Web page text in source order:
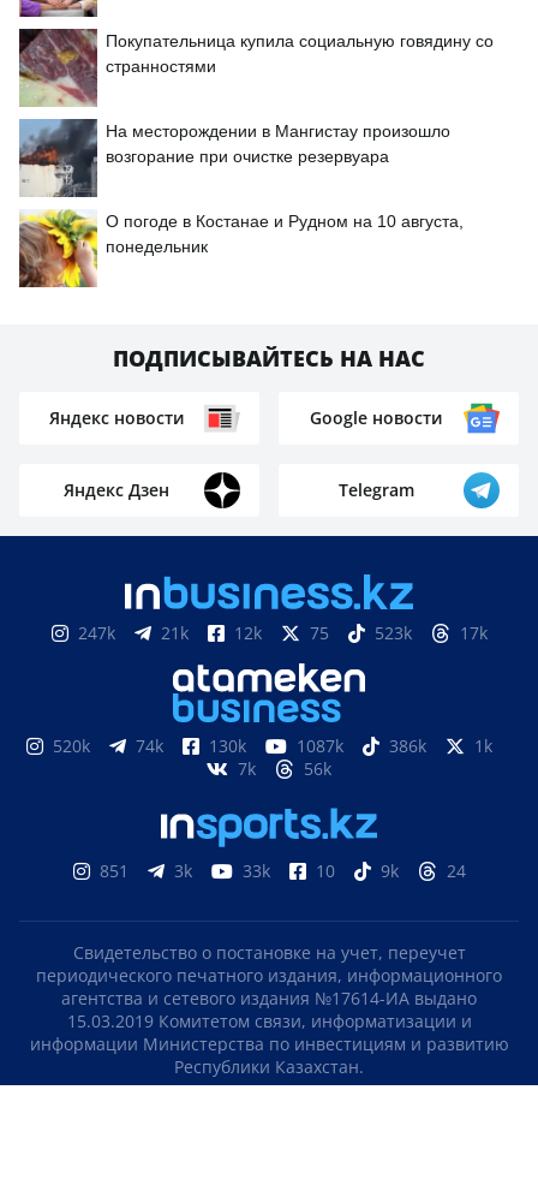
Покупательница купила социальную говядину со
странностями
На месторождении в Мангистау произошло
возгорание при очистке резервуара
О погоде в Костанае и Рудном на 10 августа,
понедельник
ПОДПИСЫВАЙТЕСЬ НА НАС
Яндекс новости Google новости
Яндекс Дзен Telegram
247k 21k 12k 75 523k 17k
520k 74k 130k 1087k 386k
1k
7k
56k
851 3k 33k 10 9k 24
Свидетельство о постановке на учет, переучет
периодического печатного издания, информационного
агентства и сетевого издания №17614-ИА выдано
15.03.2019 Комитетом связи, информатизации и
информации Министерства по инвестициям и развитию
Республики Казахстан.